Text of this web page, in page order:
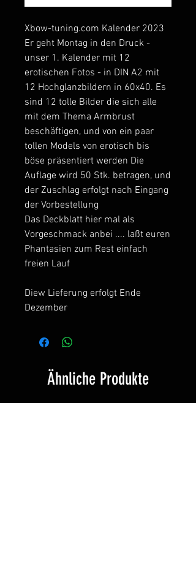
Xbow-tuning.com Kalender 2023
Er geht Montag in den Druck -
unser 1. Kalender mit 12
erotischen Fotos - in DIN A2 mit
12 Hochglanzbildern in 60x40. Es
sind 12 tolle Bilder die sich alle
mit dem Thema Armbrust
beschäftigen, und von ein paar
tollen Models von erotisch bis
böse präsentiert werden Die
Auflage wird 50 Stk. betragen, und
der Zuschlag erfolgt nach Eingang
der Vorbestellung
Das Deckblatt hier mal als
Vorgeschmack anbei .... laßt euren
Phantasien zum Rest einfach
freien Lauf
Diew Lieferung erfolgt Ende
Dezember
Ähnliche Produkte